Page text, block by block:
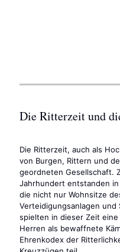
Die Ritterzeit und
Die Ritterzeit, auch als
von Burgen, Rittern und
geordneten Gesellschaft.
Jahrhundert entstanden
die nicht nur Wohnsitze
Verteidigungsanlagen
spielten in dieser Zeit
Herren als bewaffnete
Ehrenkodex der